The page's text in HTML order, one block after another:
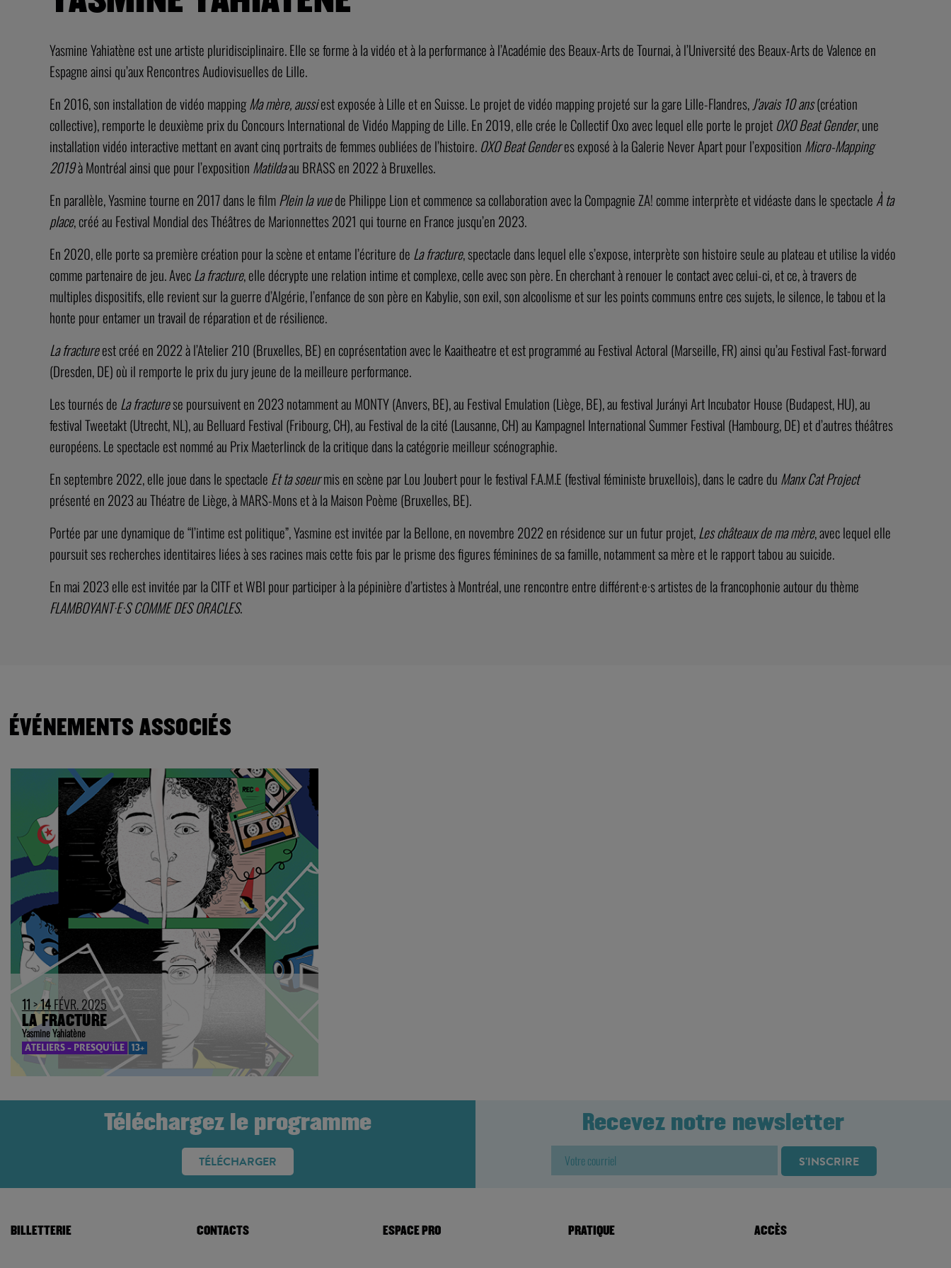
Yasmine Yahiatène est une artiste pluridisciplinaire. Elle se forme à la vidéo et à la performance à l’Académie des Beaux-Arts de Tournai, à l’Université des Beaux-Arts de Valence en
Espagne ainsi qu’aux Rencontres Audiovisuelles de Lille.
En 2016, son installation de vidéo mappingMa mère, aussiest exposée à Lille et en Suisse. Le projet de vidéo mapping projeté sur la gare Lille-Flandres, J’avais 10 ans(création
collective), remporte le deuxième prix du Concours International de Vidéo Mapping de Lille. En 2019, elle crée le Collectif Oxo avec lequel elle porte le projet OXOBeat Gender, une
installation vidéo interactive mettant en avant cinq portraits de femmes oubliées de l’histoire. OXOBeat Genderes exposé à la Galerie Never Apart pour l’exposition Micro-Mapping
2019à Montréal ainsi que pour l’exposition Matildaau BRASS en 2022 à Bruxelles.
En parallèle, Yasmine tourne en 2017 dans le filmPlein la vuede Philippe Lion et commence sa collaboration avec la Compagnie ZA! comme interprète et vidéaste dans le spectacle À ta
place, créé au Festival Mondial des Théâtres de Marionnettes 2021 qui tourne en France jusqu’en 2023.
En 2020, elle porte sa première création pour la scène et entame l’écriture de La fracture, spectacle dans lequel elle s’expose, interprète son histoire seule au plateau et utilise la vidéo
comme partenaire de jeu. AvecLa fracture, elle décrypte une relation intime et complexe, celle avec son père. En cherchant à renouer le contact avec celui-ci, et ce, à travers de
multiples dispositifs, elle revient sur la guerre d’Algérie, l’enfance de son père en Kabylie, son exil, son alcoolisme et sur les points communs entre ces sujets, le silence, le tabou et la
honte pour entamer un travail de réparation et de résilience.
La fractureest créé en 2022 à l’Atelier 210 (Bruxelles, BE) en coprésentation avec le Kaaitheatre et est programmé au Festival Actoral (Marseille, FR) ainsi qu’au Festival Fast-forward
(Dresden, DE) où il remporte le prix du jury jeune de la meilleure performance.
Les tournés de La fracturese poursuivent en 2023 notamment au MONTY(Anvers, BE), au Festival Emulation (Liège, BE), au festival Jurányi Art Incubator House (Budapest, HU), au
festival Tweetakt (Utrecht, NL), au Belluard Festival (Fribourg, CH), au Festival de la cité (Lausanne, CH) au Kampagnel International Summer Festival (Hambourg, DE) et d’autres théâtres
européens. Le spectacle est nommé au Prix Maeterlinck de la critique dans la catégorie meilleur scénographie.
En septembre 2022, elle joue dans le spectacle Et ta soeurmis en scène par Lou Joubert pour le festival F.A.M.E (festival féministe bruxellois), dans le cadre du Manx Cat Project
présenté en 2023 au Théatre de Liège, àMARS-Mons et à la Maison Poème (Bruxelles, BE).
Portée par une dynamique de “l’intime est politique”, Yasmine est invitée par la Bellone, en novembre 2022 en résidence sur un futur projet,Les châteaux de ma mère, avec lequel elle
poursuit ses recherches identitaires liées à ses racines mais cette fois par le prisme des figures féminines de sa famille, notamment sa mère et le rapport tabou au suicide.
En mai 2023 elle est invitée par laCITFetWBI pour participer à la pépinière d’artistes à Montréal, une rencontre entre différent·e·s artistes de la francophonie autour du thème
FLAMBOYANT·E·SCOMMEDES ORACLES.
ÉVÉNEMENTS ASSOCIÉS
11>14FÉVR. 2025
LA FRACTURE
Yasmine Yahiatène
ATELIERS - PRESQU'ÎLE 13+
Téléchargez le programme
TÉLÉCHARGER
Recevez notre newsletter
BILLETTERIE CONTACTS ESPACE PRO PRATIQUE ACCÈS